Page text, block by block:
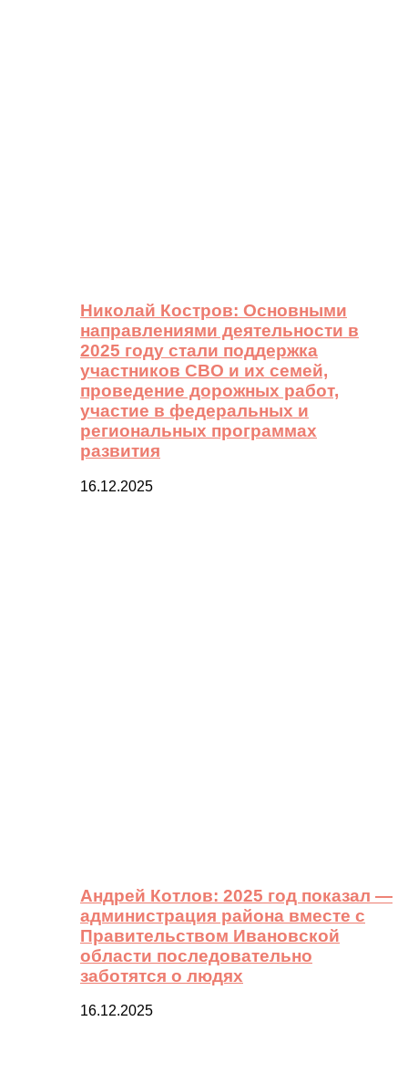
Николай Костров: Основными
направлениями деятельности в
2025 году стали поддержка
участников СВО и их семей,
проведение дорожных работ,
участие в федеральных и
региональных программах
развития
16.12.2025
Андрей Котлов: 2025 год показал —
администрация района вместе с
Правительством Ивановской
области последовательно
заботятся о людях
16.12.2025